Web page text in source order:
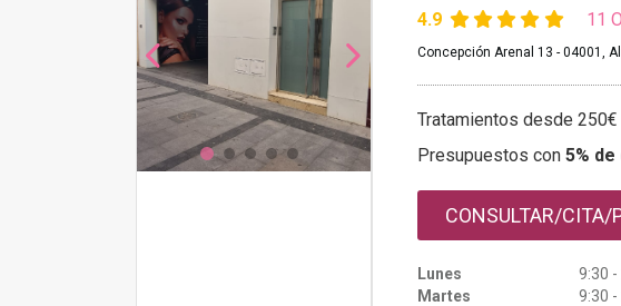
4.9 11
Concepción Arenal 13 - 04001,
Tratamientos desde 250€
Presupuestos con 5%
CONSULTAR/CITA/
Lunes
9:30
Martes
9:30